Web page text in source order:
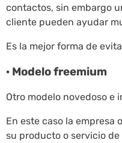
contactos, sin embargo
cliente pueden ayudar
Es la mejor forma de
· Modelo freemium
Otro modelo novedoso e
En este caso la empresa
su producto o servicio